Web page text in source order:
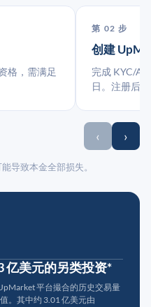
格，需满足
第 02 步
创建
完成 KYC/
日。注册后
‹ ›
导致本金全部损失。
亿美元的另类投资*
平台撮合的历史交易量
。其中约 3.01 亿美元由